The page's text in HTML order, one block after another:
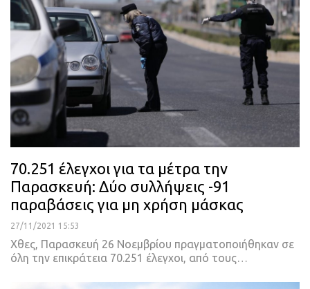
70.251 έλεγχοι για τα μέτρα την
Παρασκευή: Δύο συλλήψεις -91
παραβάσεις για μη χρήση μάσκας
27/11/2021 15:53
Χθες, Παρασκευή 26 Νοεμβρίου πραγματοποιήθηκαν σε
όλη την επικράτεια 70.251 έλεγχοι, από τους…